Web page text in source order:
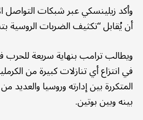
وأكد زيلينسكي عبر شبكات التواصل
أن يُقابل “تكثيف الضربات الروسية
ويطالب ترامب بنهاية سريعة للحرب
في انتزاع أي تنازلات كبيرة من
المتكررة بين إدارته وروسيا والعديد
بينه وبين بوتين.